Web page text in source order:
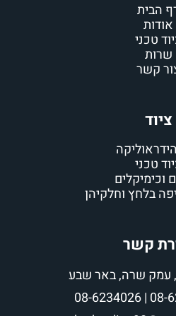
הבית
אודות
טכני
שרות
קשר
ציוד
טכני
וכימיקלים
בלחץ וחלקיהן
קשר
08-